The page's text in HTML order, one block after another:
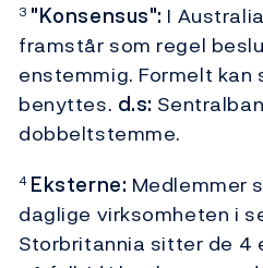
3 "Konsensus": I
framstår som regel
enstemmig. Formelt kan
benyttes. d.s:
dobbeltstemme.
4Eksterne: Medlemmer
daglige virksomheten i
Storbritannia sitter de 4